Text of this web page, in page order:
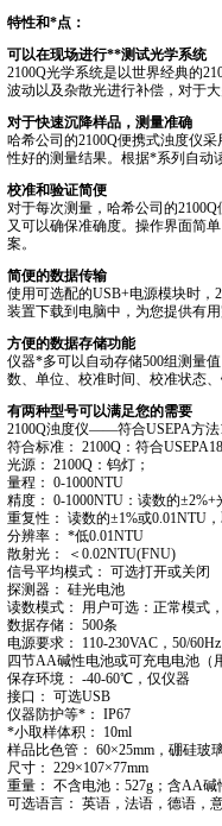
特性和*点：
可以在现场进行**测试光学系统
2100Q光学系统是以世界经典的
波动以及杂散光进行补偿，对于
对于快速沉降样品，测量准确
哈希公司的2100Q便携式浊度仪采
性好的测量结果。根据*系列自动
校准和验证简便
对于每次测量，哈希公司的
又可以确保准确度。操作界面简
案。
简便的数据传输
使用可选配的USB+电源模块时，
装置下载到电脑中，为您提供有
方便的数据存储功能
仪器*多可以自动存储500组测量
数、单位、校准时间、校准状态、
有两种型号可以满足您的需要
2100Q浊度仪——符合USEPA方
符合标准： 2100Q：符合
光源： 2100Q：钨灯；
量程： 0-1000NTU
精度： 0-1000NTU：读数的±2%+
重复性： 读数的±1%或0.01NTU
分辨率： *低0.01NTU
散射光： ＜0.02NTU(FNU)
信号平均模式： 可选打开或关闭
探测器： 硅光电池
读数模式： 用户可选：正常模式
数据存储： 500条
电源要求： 110-230VAC，50/
四节AA碱性电池或可充电电池（
保存环境： -40-60℃，仅仪器
接口： 可选USB
仪器防护等* ： IP67
*小取样体积： 10ml
样品比色管： 60×25mm，硼硅玻
尺寸： 229×107×77mm
重量： 不含电池：527g；含AA碱
可选语言： 英语，法语，德语，